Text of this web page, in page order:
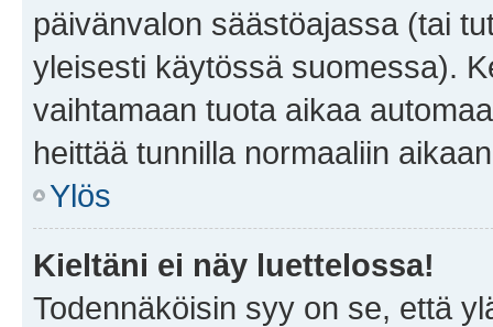
päivänvalon säästöajassa (tai
yleisesti käytössä suomessa).
vaihtamaan tuota aikaa
heittää tunnilla normaaliin
Ylös
Kieltäni ei näy luettelossa!
Todennäköisin syy on se, että